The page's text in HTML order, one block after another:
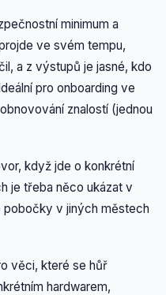
minimum a
ve svém tempu,
a z výstupů je jasné, kdo
pro onboarding ve
znalostí (jednou
když jde o konkrétní
je třeba něco ukázat v
pobočky v jiných městech
věci, které se hůř
hardwarem,